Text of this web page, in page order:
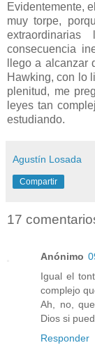
Evidentemente,
muy torpe,
consecuencia
llego a
Hawking, con lo
plenitud, me
leyes tan
estudiando.
Agustín Losada
Compartir
17
Anónimo
Igual el
complejo
Ah, no,
Dios si
Responder